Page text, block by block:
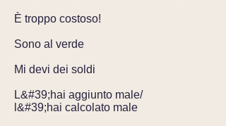
È troppo costoso!
Sono al verde
Mi devi dei soldi
L&#39;hai aggiunto male/
l&#39;hai calcolato male